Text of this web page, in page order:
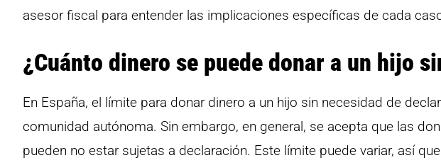
asesor fiscal para entender las implicaciones específicas de cada
¿Cuánto dinero se puede donar a un hijo
En España, el límite para donar dinero a un hijo sin necesidad de
comunidad autónoma. Sin embargo, en general, se acepta que las
pueden no estar sujetas a declaración. Este límite puede variar, así